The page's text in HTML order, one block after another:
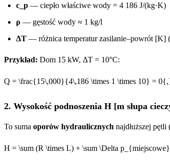
c_p — ciepło właściwe wody = 4 186 J/(kg·K)
ρ — gęstość wody ≈ 1 kg/l
ΔT — różnica temperatur zasilanie–powrót [K]
Przykład: Dom 15 kW, ΔT = 10°C:
Q = \frac{15\,000}{4\,186 \times 1 \times 10} =
2. Wysokość podnoszenia H [m słupa
To suma oporów hydraulicznych najdłuższej
H = \sum (R \times L) + \sum \Delta p_{miejscowe}